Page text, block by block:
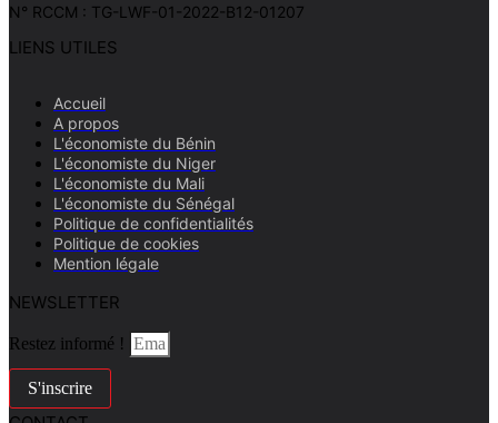
N° RCCM : TG-LWF-01-2022-B12-01207
LIENS UTILES
Accueil
A propos
L'économiste du Bénin
L'économiste du Niger
L'économiste du Mali
L'économiste du Sénégal
Politique de confidentialités
Politique de cookies
Mention légale
NEWSLETTER
Restez informé !
S'inscrire